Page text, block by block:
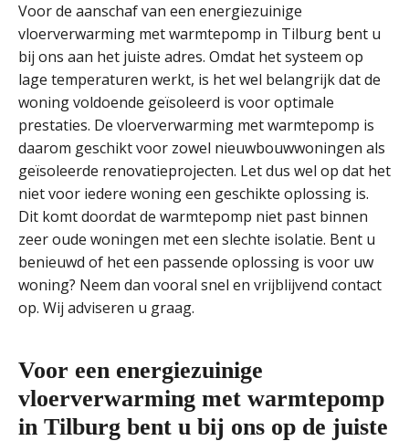
Voor de aanschaf van een energiezuinige
vloerverwarming met warmtepomp in Tilburg bent u
bij ons aan het juiste adres. Omdat het systeem op
lage temperaturen werkt, is het wel belangrijk dat de
woning voldoende geïsoleerd is voor optimale
prestaties. De vloerverwarming met warmtepomp is
daarom geschikt voor zowel nieuwbouwwoningen als
geïsoleerde renovatieprojecten. Let dus wel op dat het
niet voor iedere woning een geschikte oplossing is.
Dit komt doordat de warmtepomp niet past binnen
zeer oude woningen met een slechte isolatie. Bent u
benieuwd of het een passende oplossing is voor uw
woning? Neem dan vooral snel en vrijblijvend contact
op. Wij adviseren u graag.
Voor een energiezuinige
vloerverwarming met warmtepomp
in Tilburg bent u bij ons op de juiste